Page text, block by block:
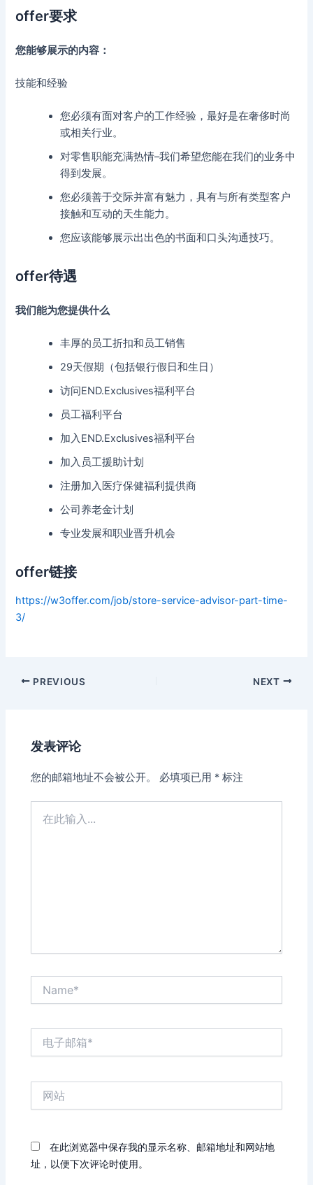
offer要求
您能够展示的内容：
技能和经验
您必须有面对客户的工作经验，最好是在奢侈时尚
或相关行业。
对零售职能充满热情–我们希望您能在我们的业务中
得到发展。
您必须善于交际并富有魅力，具有与所有类型客户
接触和互动的天生能力。
您应该能够展示出出色的书面和口头沟通技巧。
offer待遇
我们能为您提供什么
丰厚的员工折扣和员工销售
29天假期（包括银行假日和生日）
访问END.Exclusives福利平台
员工福利平台
加入END.Exclusives福利平台
加入员工援助计划
注册加入医疗保健福利提供商
公司养老金计划
专业发展和职业晋升机会
offer链接
https://w3offer.com/job/store-service-advisor-part-time-
3/
Post
PREVIOUS NEXT
发表评论
您的邮箱地址不会被公开。 必填项已用 * 标注
在此浏览器中保存我的显示名称、邮箱地址和网站地
址，以便下次评论时使用。